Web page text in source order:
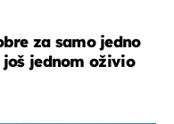
za samo jedno
jednom oživio